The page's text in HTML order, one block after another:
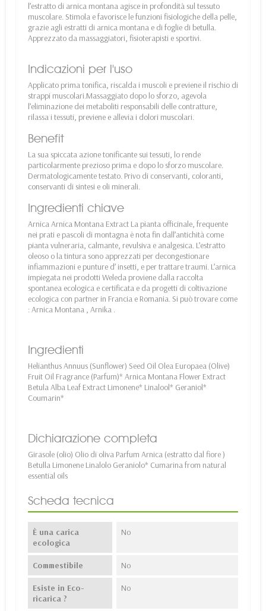
l’estratto di arnica montana agisce in profondità sul tessuto
muscolare. Stimola e favorisce le funzioni fisiologiche della pelle,
grazie agli estratti di arnica montana e di foglie di betulla.
Apprezzato da massaggiatori, fisioterapisti e sportivi.
Indicazioni per l'uso
Applicato prima tonifica, riscalda i muscoli e previene il rischio di
strappi muscolari.Massaggiato dopo lo sforzo, agevola
l’eliminazione dei metaboliti responsabili delle contratture,
rilassa i tessuti, previene e allevia i dolori muscolari.
Benefit
La sua spiccata azione tonificante sui tessuti, lo rende
particolarmente prezioso prima e dopo lo sforzo muscolare.
Dermatologicamente testato. Privo di conservanti, coloranti,
conservanti di sintesi e oli minerali.
Ingredienti chiave
Arnica Arnica Montana Extract La pianta officinale, frequente
nei prati e pascoli di montagna è nota fin dall’antichità come
pianta vulneraria, calmante, revulsiva e analgesica. L’estratto
oleoso o la tintura sono apprezzati per decongestionare
infiammazioni e punture d’ insetti, e per trattare traumi. L’arnica
impiegata nei prodotti Weleda proviene dalla raccolta
spontanea ecologica e certificata e da progetti di coltivazione
ecologica con partner in Francia e Romania. Si può trovare come
: Arnica Montana , Arnika .
Ingredienti
Helianthus Annuus (Sunflower) Seed Oil Olea Europaea (Olive)
Fruit Oil Fragrance (Parfum)* Arnica Montana Flower Extract
Betula Alba Leaf Extract Limonene* Linalool* Geraniol*
Coumarin*
Dichiarazione completa
Girasole (olio) Olio di oliva Parfum Arnica (estratto dal fiore )
Betulla Limonene Linalolo Geraniolo* Cumarina from natural
essential oils
Scheda tecnica
È una carica
ecologica
No
Commestibile No
Esiste in Eco-
ricarica ?
No